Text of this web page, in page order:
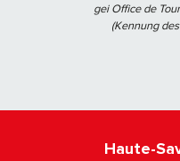
gei Office de
(Kennung
Haute-